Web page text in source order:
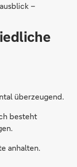
–
überzeugend.
besteht
anhalten.